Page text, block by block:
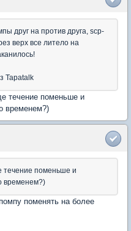
друг на против друга, scp-
верх все литело на
Tapatalk
течение поменьше и
временем?)
течение поменьше и
временем?)
поменять на более